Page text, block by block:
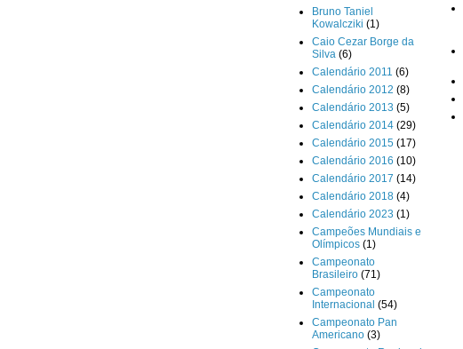
Bruno Taniel
Kowalcziki (1)
Caio Cezar Borge da
Silva (6)
Calendário 2011 (6)
Calendário 2012 (8)
Calendário 2013 (5)
Calendário 2014 (29)
Calendário 2015 (17)
Calendário 2016 (10)
Calendário 2017 (14)
Calendário 2018 (4)
Calendário 2023 (1)
Campeões Mundiais e
Olímpicos (1)
Campeonato
Brasileiro (71)
Campeonato
Internacional (54)
Campeonato Pan
Americano (3)